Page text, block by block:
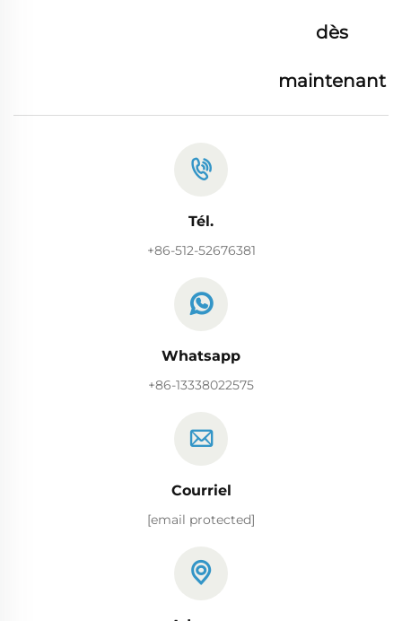
dès
maintenant
Tél.
+86-512-52676381
Whatsapp
+86-13338022575
Courriel
[email protected]